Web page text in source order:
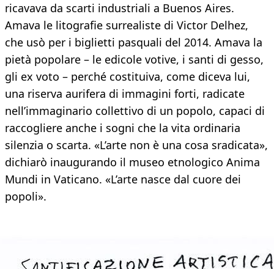
ricavava da scarti industriali a Buenos Aires.
Amava le litografie surrealiste di Victor Delhez,
che usò per i biglietti pasquali del 2014. Amava la
pietà popolare – le edicole votive, i santi di gesso,
gli ex voto – perché costituiva, come diceva lui,
una riserva aurifera di immagini forti, radicate
nell’immaginario collettivo di un popolo, capaci di
raccogliere anche i sogni che la vita ordinaria
silenzia o scarta. «L’arte non è una cosa sradicata»,
dichiarò inaugurando il museo etnologico Anima
Mundi in Vaticano. «L’arte nasce dal cuore dei
popoli».